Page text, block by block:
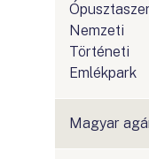
Nemzeti
Történeti
Emlékpark
Magyar